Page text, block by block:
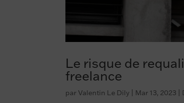
Le risque de
freelance
parValentin Le Dily Mar 13, 2023